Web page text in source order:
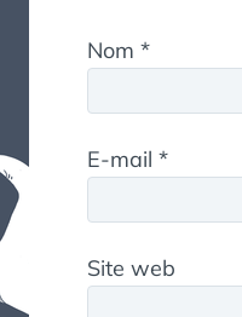
Nom *
E-mail *
Site web